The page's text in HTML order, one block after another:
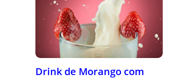
Drink de Morango com